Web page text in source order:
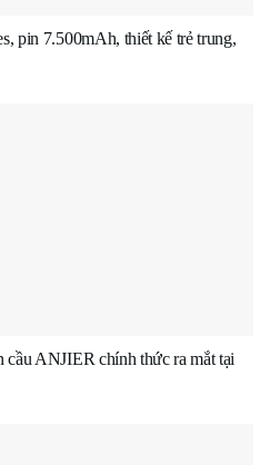
pin 7.500mAh, thiết kế trẻ trung,
ANJIER chính thức ra mắt tại